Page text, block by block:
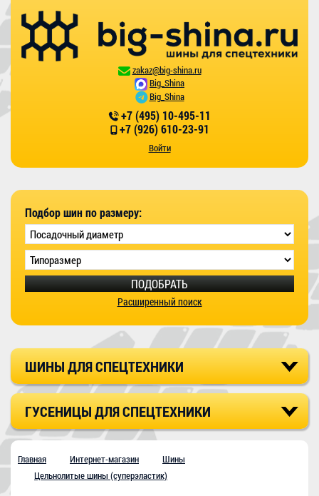
zakaz@big-shina.ru
Big_Shina
Big_Shina
+7 (495) 10-495-11
+7 (926) 610-23-91
Войти
ШИНЫ ДЛЯ СПЕЦТЕХНИКИ
ГУСЕНИЦЫ ДЛЯ СПЕЦТЕХНИКИ
Подбор шин по размеру:
ПОДОБРАТЬ
Расширенный поиск
Главная Интернет-магазин
Шины
Цельнолитые шины (cуперэластик)